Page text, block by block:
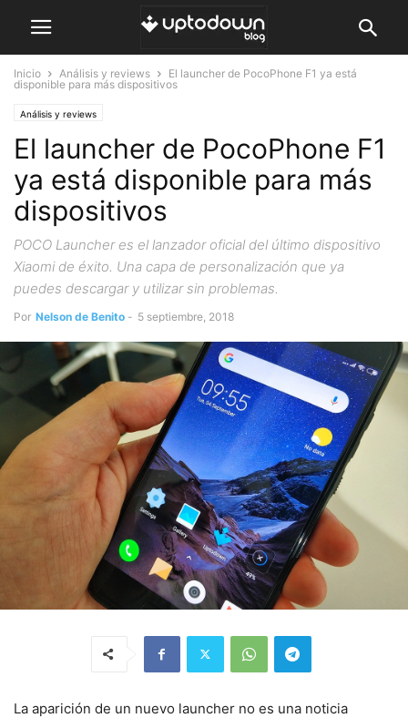
Inicio Análisis y reviews
El launcher de PocoPhone F1 ya está
disponible para más dispositivos
Análisis y reviews
El launcher de PocoPhone F1
ya está disponible para más
dispositivos
POCO Launcher es el lanzador oficial del último dispositivo
Xiaomi de éxito. Una capa de personalización que ya
puedes descargar y utilizar sin problemas.
Por Nelson de Benito - 5 septiembre, 2018
La aparición de un nuevo launcher no es una noticia